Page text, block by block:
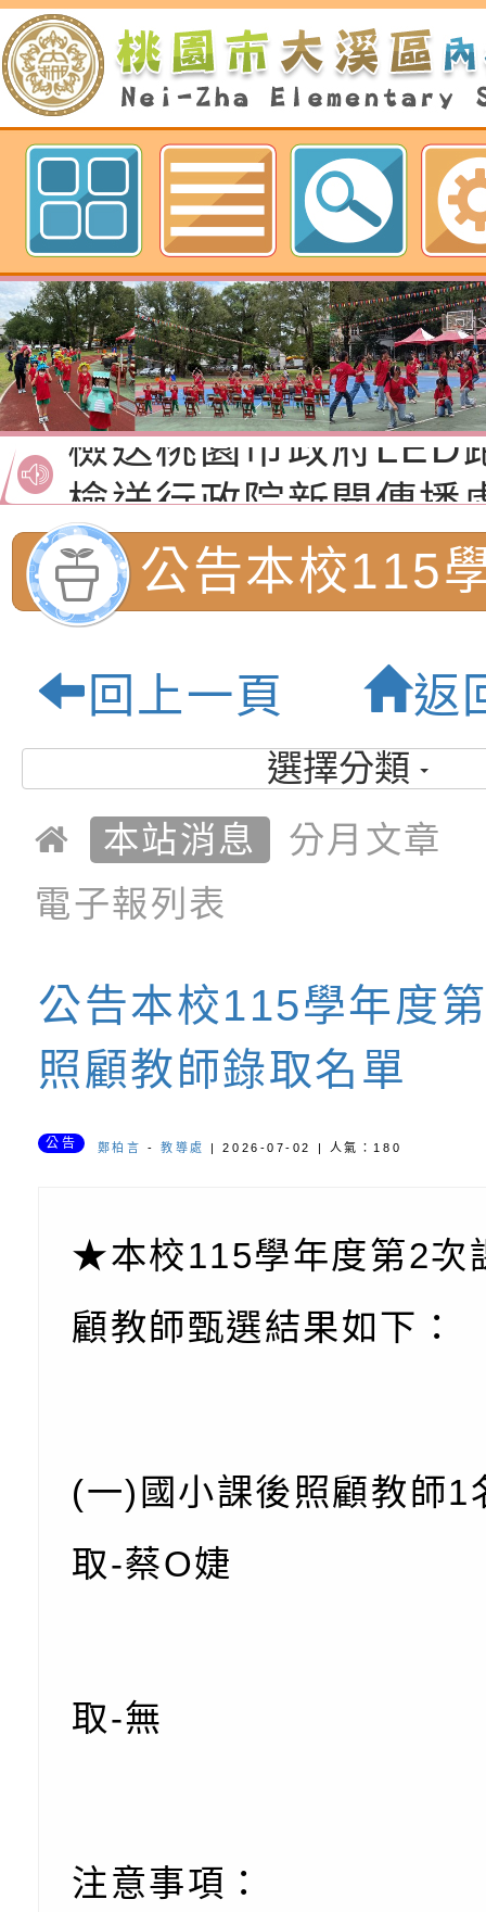
歡迎參觀：桃園市內柵國民小學網
檢送桃園市政府家庭
「115年度祖孫樂淘
節慶祝活動」海報電
函轉本府新聞處檢送
交通安全宣導標語播
道安宣導影像素材
檢送桃園市政府LED
字稿及LCD託播影片
檢送行政院新聞傳播
月份公共服務政策溝
訊
檢送本市馬祖新村眷
區《植地有聲》主題
有關本市辦理115年
緒學習與生命教育(
梯次)」
字稿及LCD託播影片
函轉「2026台東博
海報電子檔及活動介
檢送桃園市政府家庭
「小桃家7月課程資
「HELLO新鮮人」
養練習題」、「青少
書會」、「親密關係
坊」、「祖孫樂淘桃
徵件活動」海報
有關本局115年「暑
年─青春專案」LED
字稿
為配合政府政策宣導
者權益暨落實保護青
環境
檢送桃園市政府LED
字稿及LCD託播影片
有關桃園市政府家庭
服務資源資訊
檢送桃園市政府LED
字稿及LCD託播影（
函轉有關身心障礙者
（CRPD）第三次國
檢送行政院新聞傳播
訊
辦理「115年度促進
緒學習知能研習」
檢送桃園市政府LED
字稿及LCD託播影片
函轉有關本府新聞處
6月交通安全宣導標
有關「115年各賣場
【打噴嚏、流鼻水、
0-8歲抗過敏照護指
童過敏免疫專家 林
檢送桃園市政府LED
字稿及LCD託播影片
檢送桃園市政府家庭
「小桃家6月課程資
座」、「2026開心
檢送桃園市政府LED
而立》蘆葦三十．創
學辦理115年度區域
檢送桃園市政府LED
充實方案：「怪創劇
關事項
檢送行政院新聞傳播
公告本校115
2次課後照顧
名單:桃園市
小學-優質教
回上一頁 返
選擇分類
本站消息
分月文章
電子報列表
公告本校115學年度
照顧教師錄取名單
公告 鄭柏言 -教導處 | 2026-07-02 | 人氣：180
★本校115學年度第2次
顧教師甄選結果如下：
(一)國小課後照顧教師1
取-蔡O婕
取-無
注意事項：